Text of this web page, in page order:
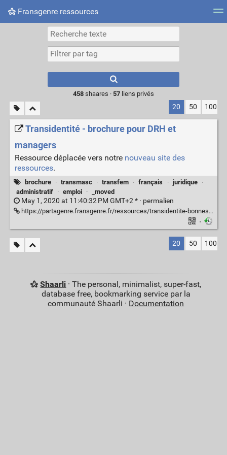
Fransgenre ressources
Most searched tags Connexion
results.
458shaares · 57liens privés
20 50 100
Transidentité - brochure pour DRH et
managers
Ressource déplacée vers notre nouveau site des
ressources.
brochure · transmasc · transfem · français · juridique
·
administratif
· emploi · _moved
May 1, 2020 at 11:40:32 PM GMT+2 * · permalien
https://partagenre.fransgenre.fr/ressources/transidentite-bonnes-pratiques-drh-managers
·
20 50 100
Shaarli · The personal, minimalist, super-fast,
database free, bookmarking service par la
communauté Shaarli · Documentation